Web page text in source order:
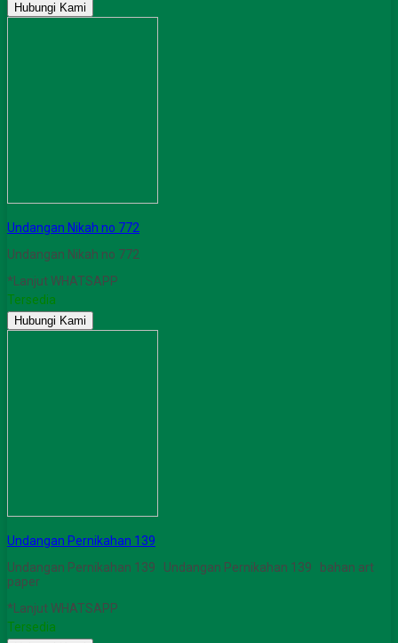
Hubungi Kami
Undangan Nikah no 772
Undangan Nikah no 772
*Lanjut WHATSAPP
Tersedia
Hubungi Kami
Undangan Pernikahan 139
Undangan Pernikahan 139 Undangan Pernikahan 139 bahan art
paper
*Lanjut WHATSAPP
Tersedia